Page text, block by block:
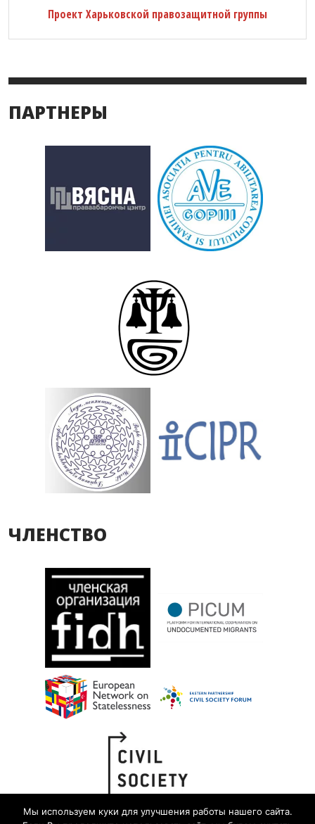
Проект Харьковской правозащитной группы
ПАРТНЕРЫ
ЧЛЕНСТВО
Мы используем куки для улучшения работы нашего сайта.